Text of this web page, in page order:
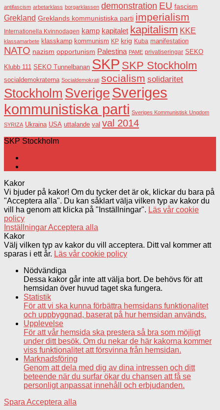
antifascism arbetarklass borgarklassen demonstration EU fascism
Grekland Greklands kommunistiska parti imperialism
Internationella Kvinnodagen kamp kapitalet kapitalism KKE
klassamarbete klasskamp kommunism KP krig Kuba manifestation
NATO nazism opportunism Palestina PAME privatiseringar SEKO
Klubb 111 SEKO Tunnelbanan SKP SKP Stockholm
socialdemokraterna Socialdemokrati socialism solidaritet
Stockholm SverigeSveriges
kommunistiska parti Sveriges Kommunistisk Ungdom
SYRIZA Ukraina USA uttalande val val 2014
SKP Stockholm
Kakor
Vi bjuder på kakor! Om du tycker det är ok, klickar du bara på
"Acceptera alla". Du kan såklart välja vilken typ av kakor du
vill ha genom att klicka på "Inställningar". Läs vår cookie
policy
InställningarAcceptera alla
Kakor
Välj vilken typ av kakor du vill acceptera. Ditt val kommer att
sparas i ett år. Läs vår cookie policy
Nödvändiga
Dessa kakor går inte att välja bort. De behövs för att
hemsidan över huvud taget ska fungera.
Statistik
För att vi ska kunna förbättra hemsidans funktionalitet
och uppbyggnad, baserat på hur hemsidan används.
Upplevelse
För att vår hemsida ska prestera så bra som möjligt
under ditt besök. Om du nekar de här kakorna kommer
viss funktionalitet att försvinna från hemsidan.
Marknadsföring
Genom att dela med dig av dina intressen och ditt
beteende när du surfar ökar du chansen att få se
personligt anpassat innehåll och erbjudanden.
Spara Acceptera alla